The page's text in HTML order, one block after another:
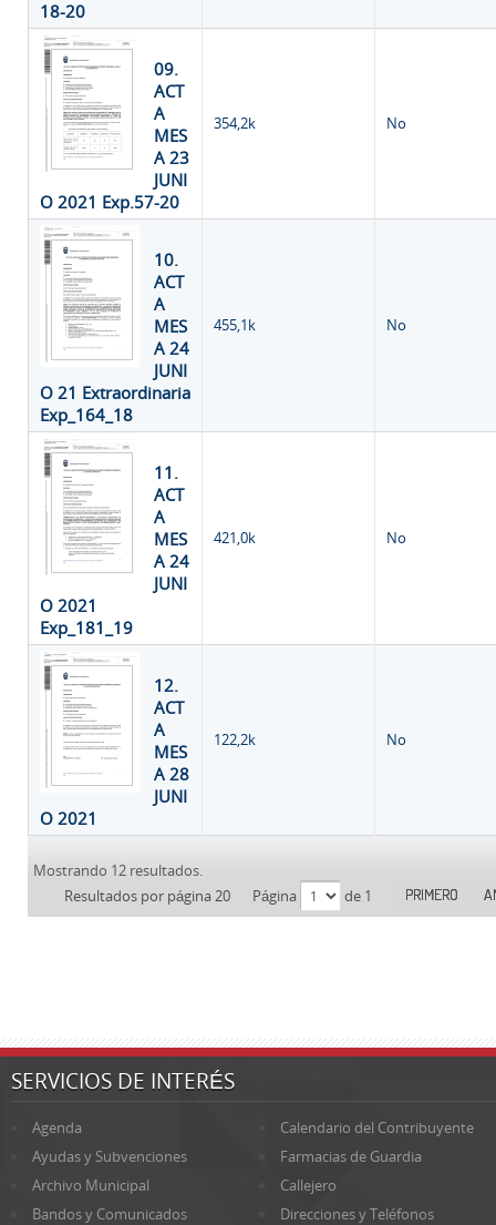
18-20
09.
ACT
A
MES
A 23
JUNI
O 2021 Exp.57-20
354,2k No
10.
ACT
A
MES
A 24
JUNI
O 21 Extraordinaria
Exp_164_18
455,1k No
11.
ACT
A
MES
A 24
JUNI
O 2021
Exp_181_19
421,0k No
12.
ACT
A
MES
A 28
JUNI
O 2021
122,2k No
Mostrando 12 resultados.
Resultados por página 20
Página de 1 PRIMERO
SERVICIOS DE INTERÉS
Agenda
Calendario del Contribuyente
Ayudas y Subvenciones
Farmacias de Guardia
Archivo Municipal
Callejero
Bandos y Comunicados
Direcciones y Teléfonos